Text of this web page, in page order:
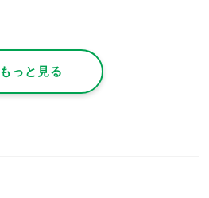
もっと見る